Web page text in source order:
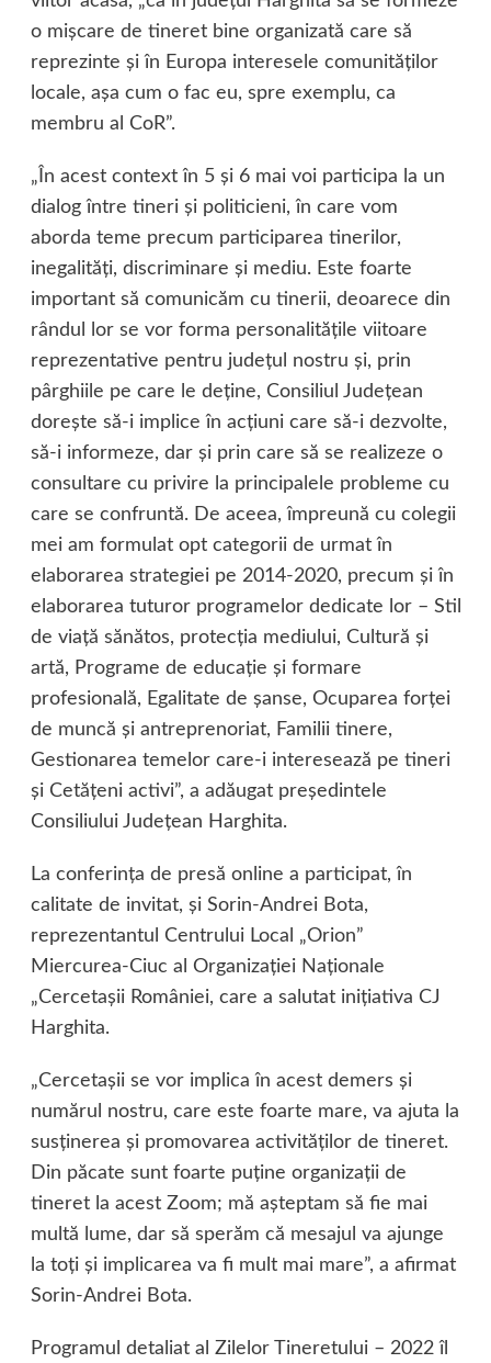
o mişcare de tineret bine organizată care să
reprezinte şi în Europa interesele comunităţilor
locale, aşa cum o fac eu, spre exemplu, ca
membru al CoR”.
„În acest context în 5 şi 6 mai voi participa la un
dialog între tineri şi politicieni, în care vom
aborda teme precum participarea tinerilor,
inegalităţi, discriminare şi mediu. Este foarte
important să comunicăm cu tinerii, deoarece din
rândul lor se vor forma personalităţile viitoare
reprezentative pentru judeţul nostru şi, prin
pârghiile pe care le deţine, Consiliul Judeţean
doreşte să-i implice în acţiuni care să-i dezvolte,
să-i informeze, dar şi prin care să se realizeze o
consultare cu privire la principalele probleme cu
care se confruntă. De aceea, împreună cu colegii
mei am formulat opt categorii de urmat în
elaborarea strategiei pe 2014-2020, precum şi în
elaborarea tuturor programelor dedicate lor – Stil
de viaţă sănătos, protecţia mediului, Cultură şi
artă, Programe de educaţie şi formare
profesională, Egalitate de şanse, Ocuparea forţei
de muncă şi antreprenoriat, Familii tinere,
Gestionarea temelor care-i interesează pe tineri
şi Cetăţeni activi”, a adăugat preşedintele
Consiliului Judeţean Harghita.
La conferinţa de presă online a participat, în
calitate de invitat, şi Sorin-Andrei Bota,
reprezentantul Centrului Local „Orion”
Miercurea-Ciuc al Organizaţiei Naţionale
„Cercetaşii României, care a salutat iniţiativa CJ
Harghita.
„Cercetaşii se vor implica în acest demers şi
numărul nostru, care este foarte mare, va ajuta la
susţinerea şi promovarea activităţilor de tineret.
Din păcate sunt foarte puţine organizaţii de
tineret la acest Zoom; mă aşteptam să fie mai
multă lume, dar să sperăm că mesajul va ajunge
la toţi şi implicarea va fi mult mai mare”, a afirmat
Sorin-Andrei Bota.
Programul detaliat al Zilelor Tineretului – 2022 îl